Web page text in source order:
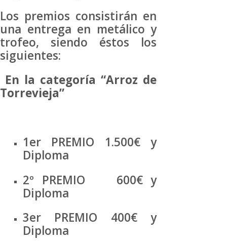
Los premios consistirán en
una entrega en metálico y
trofeo, siendo éstos los
siguientes:
En la categoría “Arroz de
Torrevieja”
1er PREMIO 1.500€ y
Diploma
2º PREMIO 600€ y
Diploma
3er PREMIO 400€ y
Diploma